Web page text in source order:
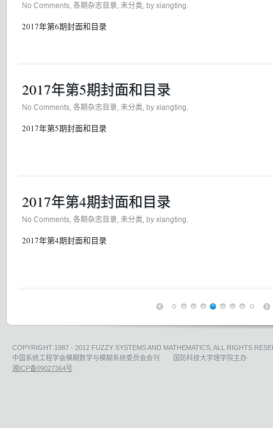
No Comments 各期杂志目录 未分类 , by xiangting.
2017年第6期封面和目录
2017年第5期封面和目录
No Comments, 各期杂志目录, 未分类, by xiangting.
2017年第5期封面和目录
2017年第4期封面和目录
No Comments, 各期杂志目录, 未分类, by xiangting.
2017年第4期封面和目录
COPYRIGHT 1987 - 2012 FUZZY SYSTEMS AND MATHEMATICS, ALL RIGHTS
中国系统工程学会模糊数学与模糊系统委员会会刊 国防科技大学理学院主办
湘ICP备09027364号